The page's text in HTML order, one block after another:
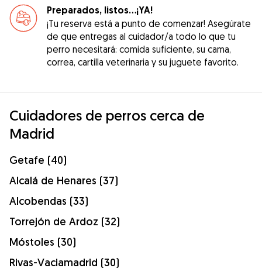
Preparados, listos...¡YA!
¡Tu reserva está a punto de comenzar! Asegúrate
de que entregas al cuidador/a todo lo que tu
perro necesitará: comida suficiente, su cama,
correa, cartilla veterinaria y su juguete favorito.
Cuidadores de perros cerca de
Madrid
Getafe (40)
Alcalá de Henares (37)
Alcobendas (33)
Torrejón de Ardoz (32)
Móstoles (30)
Rivas-Vaciamadrid (30)